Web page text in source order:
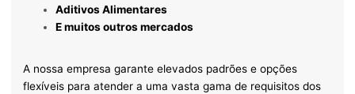
Aditivos Alimentares
E muitos outros mercados
A nossa empresa garante elevados padrões e opções
flexíveis para atender a uma vasta gama de requisitos dos